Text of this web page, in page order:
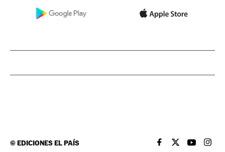
©EDICIONES EL PAÍS EL PAÍS BRASIL EN
EL PAÍSEL PAÍS
EL